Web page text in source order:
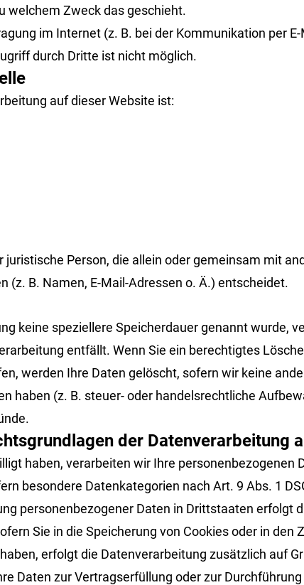
welchem Zweck das geschieht.
im Internet (z. B. bei der Kommunikation per
durch Dritte ist nicht möglich.
auf dieser Website ist:
Person, die allein oder gemeinsam mit
(z. B. Namen, E-Mail-Adressen o. Ä.) entscheidet.
keine speziellere Speicherdauer genannt wurde,
entfällt. Wenn Sie ein berechtigtes
werden Ihre Daten gelöscht, sofern wir keine
haben (z. B. steuer- oder handelsrechtliche
der Datenverarbeitung
haben, verarbeiten wir Ihre personenbezogenen
besondere Datenkategorien nach Art. 9 Abs. 1
personenbezogener Daten in Drittstaaten erfolgt
Sie in die Speicherung von Cookies oder in
erfolgt die Datenverarbeitung zusätzlich auf
Daten zur Vertragserfüllung oder zur